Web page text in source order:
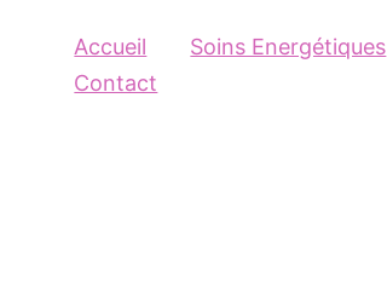
Accueil Soins Energétiques
Contact